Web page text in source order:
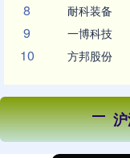
8 耐科装备
9 一博科技
10 方邦股份